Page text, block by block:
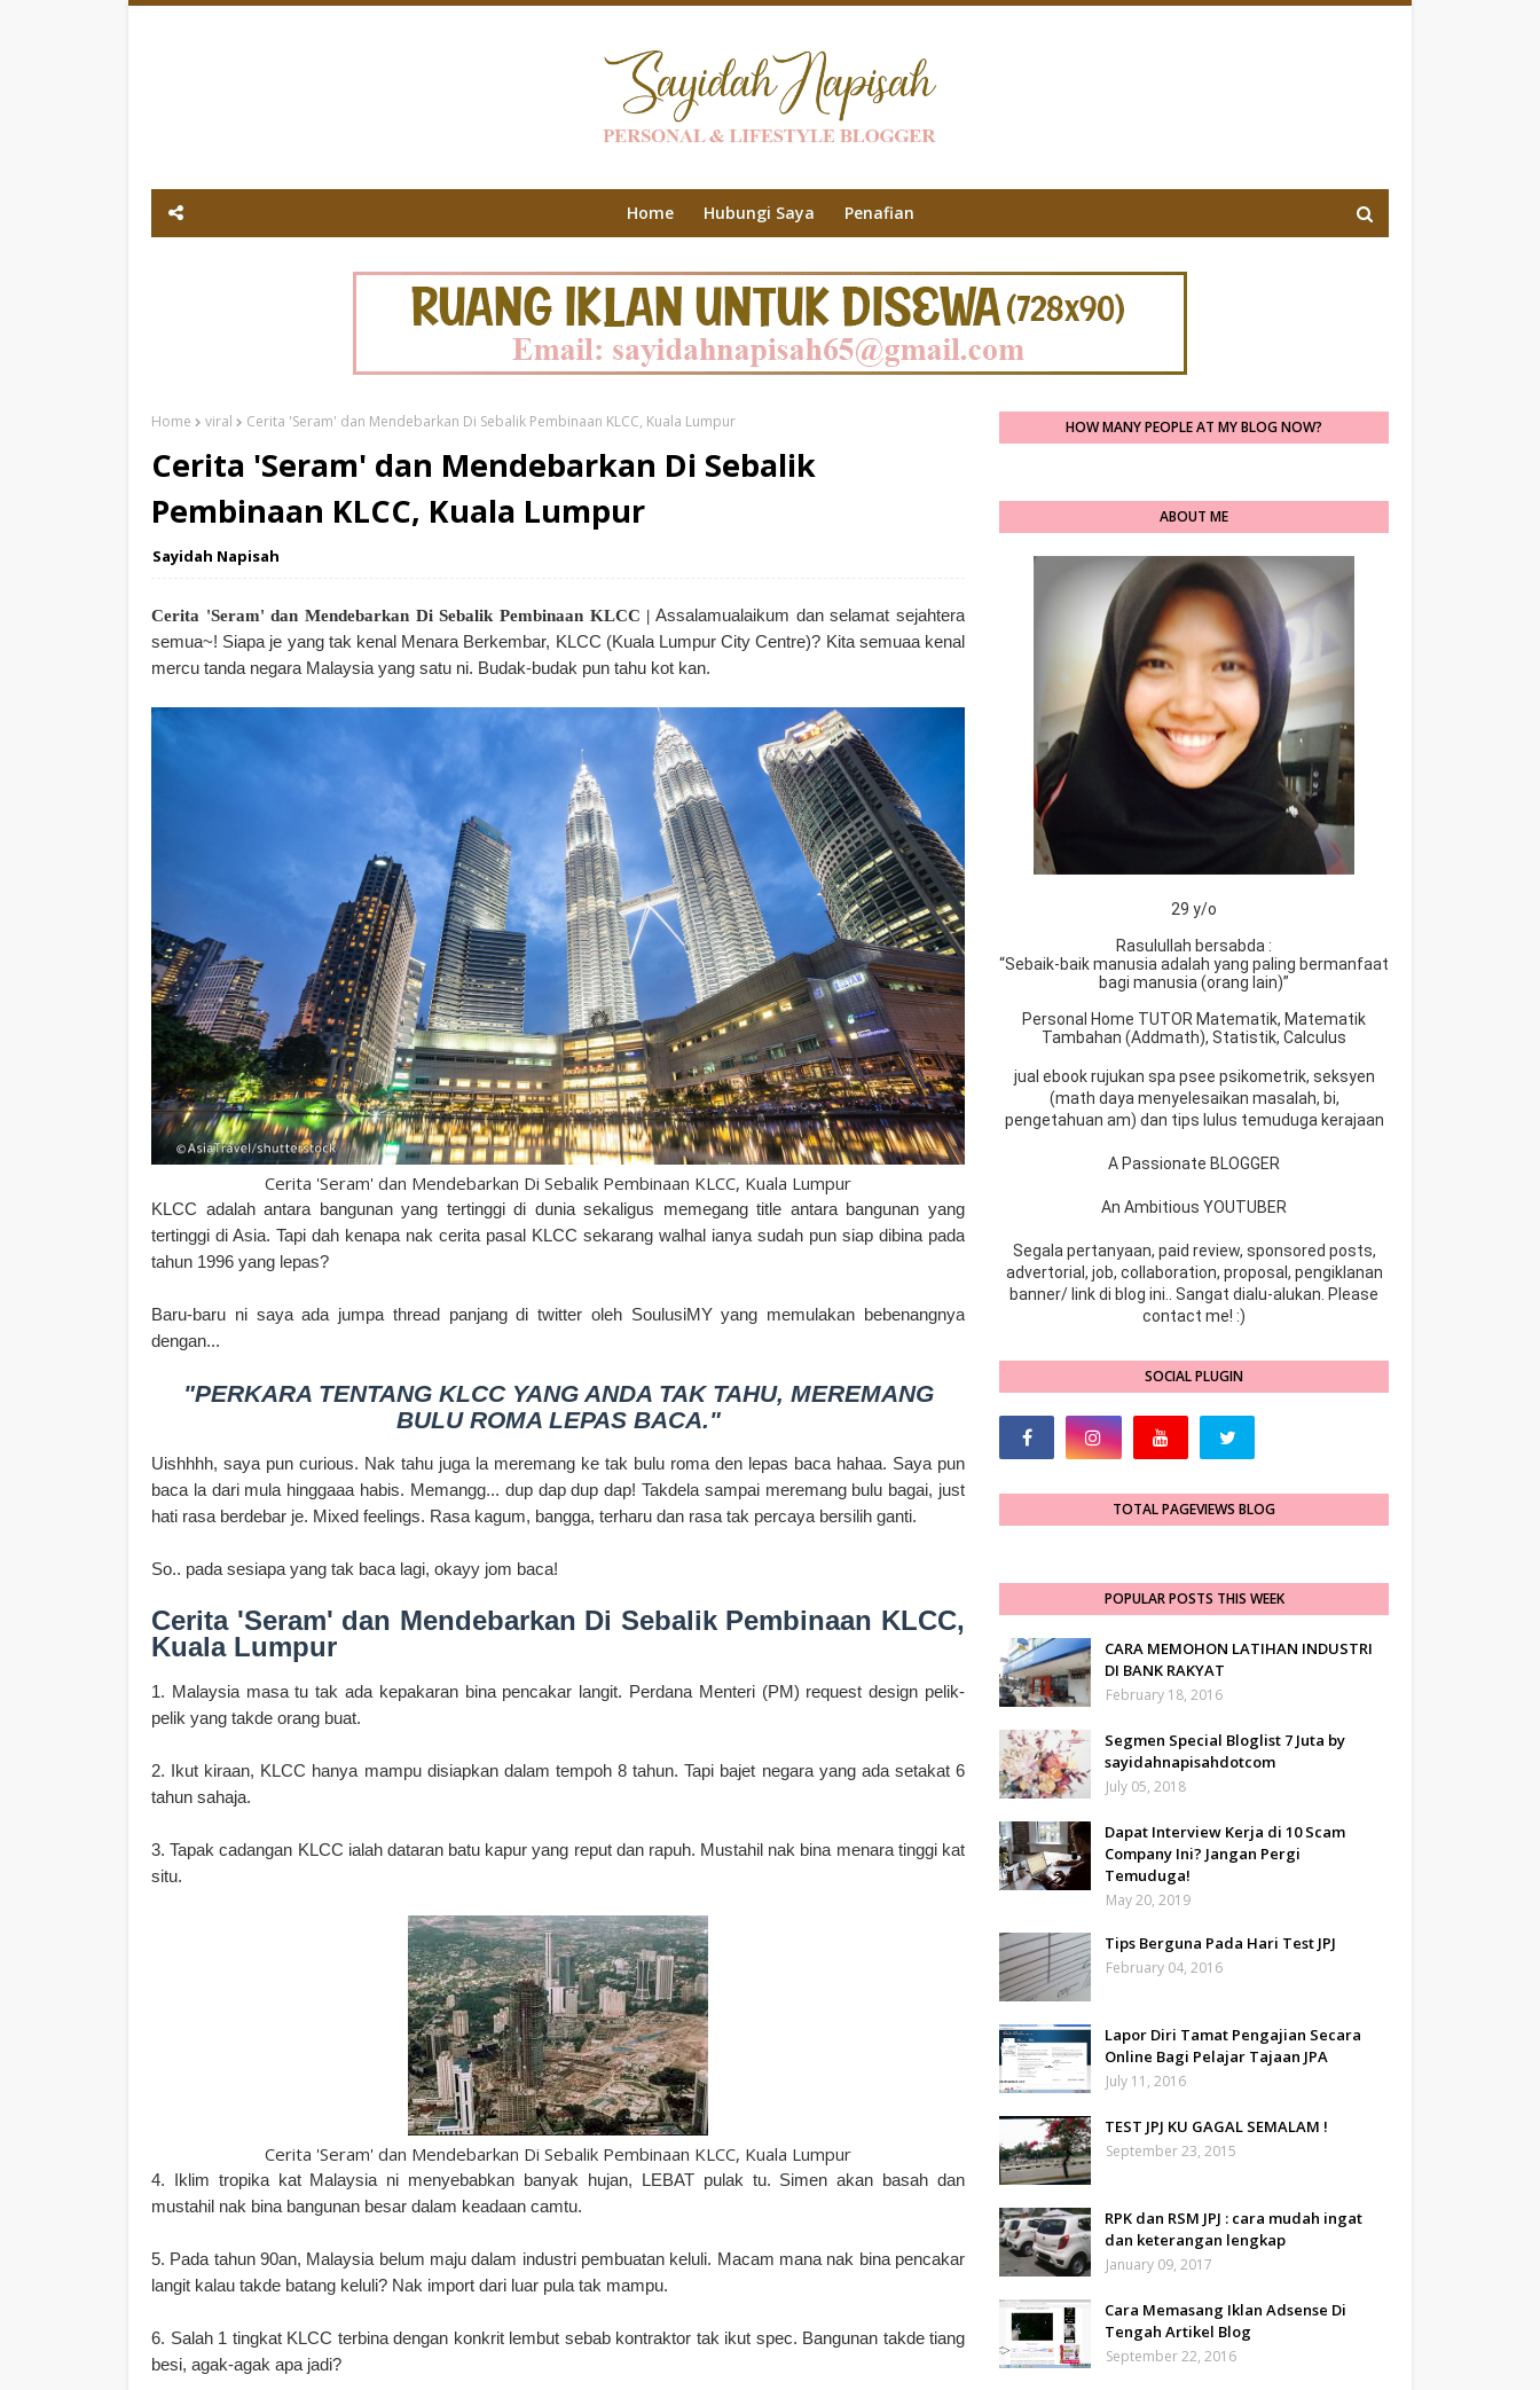
Home Hubungi Saya Penafian
Home viral Cerita 'Seram' dan Mendebarkan Di Sebalik Pembinaan KLCC, Kuala Lumpur
Cerita 'Seram' dan Mendebarkan Di Sebalik
Pembinaan KLCC, Kuala Lumpur
Sayidah Napisah
Cerita 'Seram' dan Mendebarkan Di Sebalik Pembinaan KLCC | Assalamualaikum dan selamat sejahtera
semua~! Siapa je yang tak kenal Menara Berkembar, KLCC (Kuala Lumpur City Centre)? Kita semuaa kenal
mercu tanda negara Malaysia yang satu ni. Budak-budak pun tahu kot kan.
Cerita 'Seram' dan Mendebarkan Di Sebalik Pembinaan KLCC, Kuala Lumpur
KLCC adalah antara bangunan yang tertinggi di dunia sekaligus memegang title antara bangunan yang
tertinggi di Asia. Tapi dah kenapa nak cerita pasal KLCC sekarang walhal ianya sudah pun siap dibina pada
tahun 1996 yang lepas?
Baru-baru ni saya ada jumpa thread panjang di twitter oleh SoulusiMY yang memulakan bebenangnya
dengan...
"PERKARA TENTANG KLCC YANG ANDA TAK TAHU, MEREMANG
BULU ROMA LEPAS BACA."
Uishhhh, saya pun curious. Nak tahu juga la meremang ke tak bulu roma den lepas baca hahaa. Saya pun
baca la dari mula hinggaaa habis. Memangg... dup dap dup dap! Takdela sampai meremang bulu bagai, just
hati rasa berdebar je. Mixed feelings. Rasa kagum, bangga, terharu dan rasa tak percaya bersilih ganti.
So.. pada sesiapa yang tak baca lagi, okayy jom baca!
Cerita 'Seram' dan Mendebarkan Di Sebalik Pembinaan KLCC,
Kuala Lumpur
1. Malaysia masa tu tak ada kepakaran bina pencakar langit. Perdana Menteri (PM) request design pelik-
pelik yang takde orang buat.
2. Ikut kiraan, KLCC hanya mampu disiapkan dalam tempoh 8 tahun. Tapi bajet negara yang ada setakat 6
tahun sahaja.
3. Tapak cadangan KLCC ialah dataran batu kapur yang reput dan rapuh. Mustahil nak bina menara tinggi kat
situ.
Cerita 'Seram' dan Mendebarkan Di Sebalik Pembinaan KLCC, Kuala Lumpur
4. Iklim tropika kat Malaysia ni menyebabkan banyak hujan, LEBAT pulak tu. Simen akan basah dan
mustahil nak bina bangunan besar dalam keadaan camtu.
5. Pada tahun 90an, Malaysia belum maju dalam industri pembuatan keluli. Macam mana nak bina pencakar
langit kalau takde batang keluli? Nak import dari luar pula tak mampu.
6. Salah 1 tingkat KLCC terbina dengan konkrit lembut sebab kontraktor tak ikut spec. Bangunan takde tiang
besi, agak-agak apa jadi?
HOW MANY PEOPLE AT MY BLOG NOW?
ABOUT ME
29 y/o
Rasulullah bersabda :
“Sebaik-baik manusia adalah yang paling bermanfaat
bagi manusia (orang lain)”
Personal Home TUTOR Matematik, Matematik
Tambahan (Addmath), Statistik, Calculus
jual ebook rujukan spa psee psikometrik, seksyen
(math daya menyelesaikan masalah, bi,
pengetahuan am) dan tips lulus temuduga kerajaan
A Passionate BLOGGER
An Ambitious YOUTUBER
Segala pertanyaan, paid review, sponsored posts,
advertorial, job, collaboration, proposal, pengiklanan
banner/ link di blog ini.. Sangat dialu-alukan. Please
contact me! :)
SOCIAL PLUGIN
TOTAL PAGEVIEWS BLOG
POPULAR POSTS THIS WEEK
CARA MEMOHON LATIHAN INDUSTRI
DI BANK RAKYAT
February 18, 2016
Segmen Special Bloglist 7 Juta by
sayidahnapisahdotcom
July 05, 2018
Dapat Interview Kerja di 10 Scam
Company Ini? Jangan Pergi
Temuduga!
May 20, 2019
Tips Berguna Pada Hari Test JPJ
February 04, 2016
Lapor Diri Tamat Pengajian Secara
Online Bagi Pelajar Tajaan JPA
July 11, 2016
TEST JPJ KU GAGAL SEMALAM !
September 23, 2015
RPK dan RSM JPJ : cara mudah ingat
dan keterangan lengkap
January 09, 2017
Cara Memasang Iklan Adsense Di
Tengah Artikel Blog
September 22, 2016